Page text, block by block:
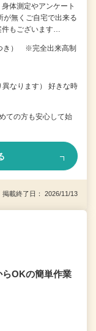
体測定やアンケート
が無くご自宅で出来る
件もございます…
き） ※完全出来高制
なります） 好きな時
ての方も安心して始
載終了日： 2026/11/13
OKの簡単作業